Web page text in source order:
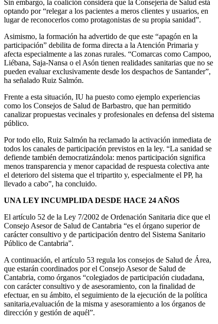
Sin embargo, la coalición considera que la Consejería de Salud está
optando por “relegar a los pacientes a meros clientes y usuarios, en
lugar de reconocerlos como protagonistas de su propia sanidad”.
Asimismo, la formación ha advertido de que este “apagón en la
participación” debilita de forma directa a la Atención Primaria y
afecta especialmente a las zonas rurales. “Comarcas como Campoo,
Liébana, Saja-Nansa o el Asón tienen realidades sanitarias que no se
pueden evaluar exclusivamente desde los despachos de Santander”,
ha señalado Ruiz Salmón.
Frente a esta situación, IU ha puesto como ejemplo experiencias
como los Consejos de Salud de Barbastro, que han permitido
canalizar propuestas vecinales y profesionales en defensa del sistema
público.
Por todo ello, Ruiz Salmón ha reclamado la activación inmediata de
todos los canales de participación previstos en la ley. “La sanidad se
defiende también democratizándola: menos participación significa
menos transparencia y menor capacidad de respuesta colectiva ante
el deterioro del sistema que el tripartito y, especialmente el PP, ha
llevado a cabo”, ha concluido.
UNA LEY INCUMPLIDA DESDE HACE 24 AÑOS
El artículo 52 de la Ley 7/2002 de Ordenación Sanitaria dice que el
Consejo Asesor de Salud de Cantabria “es el órgano superior de
carácter consultivo y de participación dentro del Sistema Sanitario
Público de Cantabria”.
A continuación, el artículo 53 regula los consejos de Salud de Área,
que estarán coordinados por el Consejo Asesor de Salud de
Cantabria, como órganos “colegiados de participación ciudadana,
con carácter consultivo y de asesoramiento, con la finalidad de
efectuar, en su ámbito, el seguimiento de la ejecución de la política
sanitaria,evaluación de la misma y asesoramiento a los órganos de
dirección y gestión de aquél”.